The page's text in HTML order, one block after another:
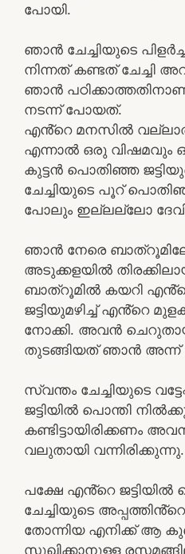
പോയി.
ഞാൻ ചേച്ചിയുടെ
നിന്നത് കണ്ടത് ചേച്ചി
ഞാൻ പഠിക്കാത്തതിനാണ്
നടന്ന് പോയത്.
എൻ്റെ മനസിൽ
എന്നാൽ ഒരു വിഷമവും
കുട്ടൻ പൊതിഞ്ഞ
ചേച്ചിയുടെ പൂറ്
പോലും ഇല്ലല്ലോ
ഞാൻ നേരെ
അടുക്കളയിൽ
ബാത്റൂമിൽ കയറി
ജട്ടിയുമഴിച്ച് എൻ്റെ
നോക്കി. അവൻ
തുടങ്ങിയത് ഞാൻ അന്ന്
സ്വന്തം ചേച്ചിയുടെ
ജട്ടിയിൽ പൊന്തി
കണ്ടിട്ടായിരിക്കണം
വലുതായി വന്നിരിക്കുന്നു.
പക്ഷേ എൻ്റെ
ചേച്ചിയുടെ
തോന്നിയ എനിക്ക് ആ
സുഖിക്കാനുള്ള